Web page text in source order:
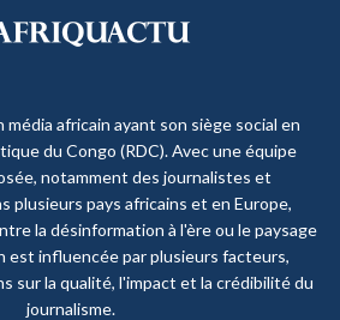
africain ayant son siège social en
du Congo (RDC). Avec une équipe
notamment des journalistes et
plusieurs pays africains et en Europe,
la désinformation à l'ère ou le paysage
est influencée par plusieurs facteurs,
sur la qualité, l'impact et la crédibilité du
journalisme.